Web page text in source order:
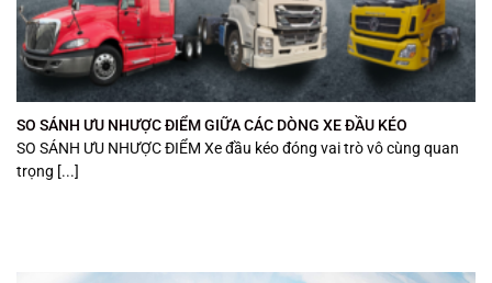
SO SÁNH ƯU NHƯỢC ĐIỂM GIỮA CÁC DÒNG XE ĐẦU KÉO
SO SÁNH ƯU NHƯỢC ĐIỂM Xe đầu kéo đóng vai trò vô cùng quan
trọng [...]